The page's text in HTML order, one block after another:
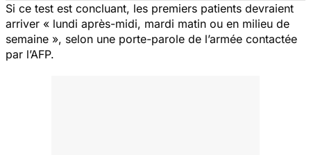
Si ce test est concluant, les premiers patients devraient
arriver « lundi après-midi, mardi matin ou en milieu de
semaine », selon une porte-parole de l’armée contactée
par l’AFP.